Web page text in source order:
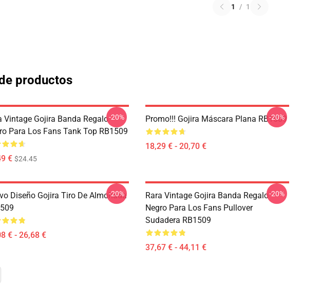
1 / 1
productos
Vintage Gojira Banda Regalo
Para Los Fans Tank Top RB1509
€ $24.45
-20% Promo!!! Gojira Máscara Plana RB1509
18,29 € - 20,70 €
-20%
Diseño Gojira Tiro De Almohada
€ - 26,68 €
-20%
Rara Vintage Gojira Banda Regalo
Negro Para Los Fans Pullover
Sudadera RB1509
37,67 € - 44,11 €
-20%